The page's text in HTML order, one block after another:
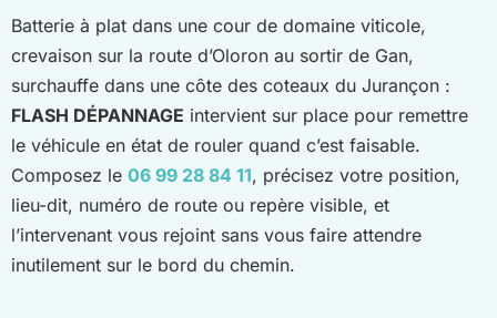
Batterie à plat dans une cour de domaine viticole,
crevaison sur la route d’Oloron au sortir de Gan,
surchauffe dans une côte des coteaux du Jurançon :
FLASH DÉPANNAGE intervient sur place pour remettre
le véhicule en état de rouler quand c’est faisable.
Composez le 06 99 28 84 11, précisez votre position,
lieu-dit, numéro de route ou repère visible, et
l’intervenant vous rejoint sans vous faire attendre
inutilement sur le bord du chemin.